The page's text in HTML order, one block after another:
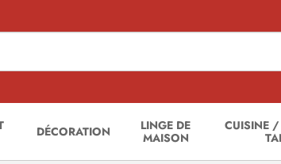
DÉCORATION
LINGE DE
MAISON
CUISINE /